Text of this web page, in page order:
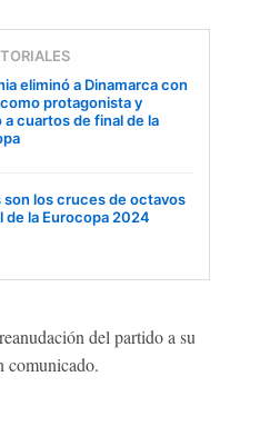
eliminó a Dinamarca con
como protagonista y
a cuartos de final de la
son los cruces de octavos
de la Eurocopa 2024
del partido a su
comunicado.